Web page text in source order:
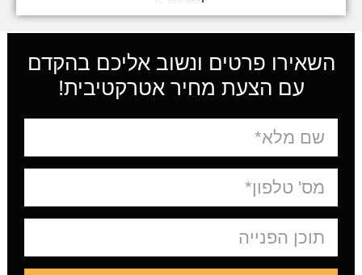
השאירו פרטים ונשוב אליכם בהקדם
עם הצעת מחיר אטרקטיבית!